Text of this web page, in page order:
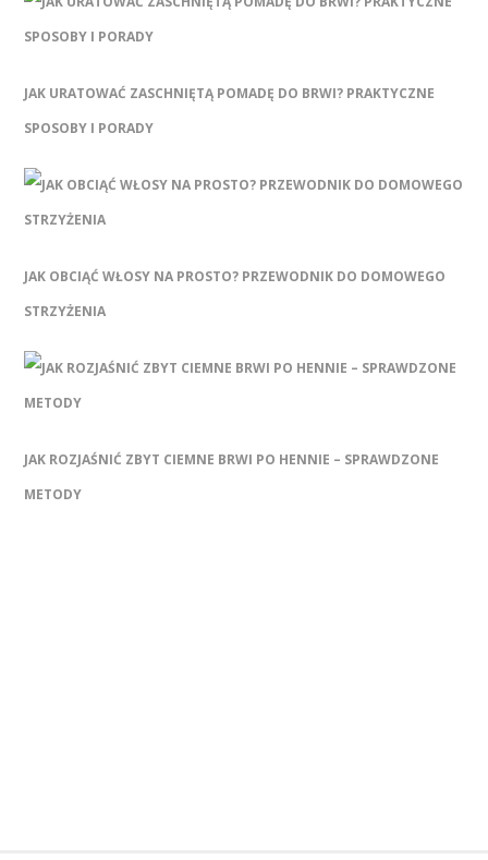
JAK URATOWAĆ ZASCHNIĘTĄ POMADĘ DO BRWI? PRAKTYCZNE
SPOSOBY I PORADY
JAK OBCIĄĆ WŁOSY NA PROSTO? PRZEWODNIK DO DOMOWEGO
STRZYŻENIA
JAK ROZJAŚNIĆ ZBYT CIEMNE BRWI PO HENNIE – SPRAWDZONE
METODY